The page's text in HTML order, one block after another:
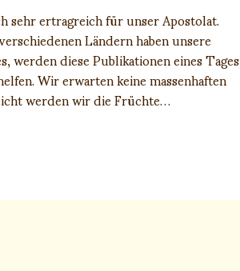
sehr ertragreich für unser Apostolat.
Ländern haben unsere
diese Publikationen eines Tages
Wir erwarten keine massenhaften
werden wir die Früchte…